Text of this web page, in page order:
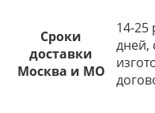
Сроки
доставки
Москва и МО
14-25
дней,